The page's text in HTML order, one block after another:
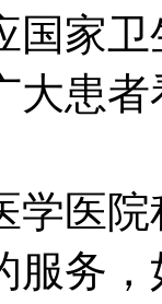
部
大患
积
服务